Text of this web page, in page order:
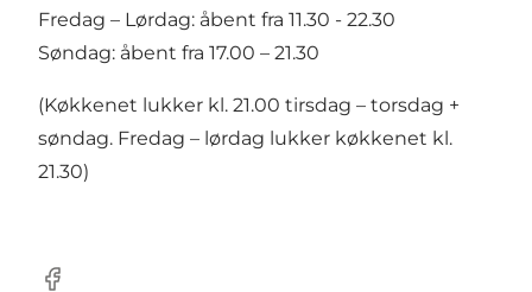
Fredag – Lørdag: åbent fra 11.30 - 22.30
Søndag: åbent fra 17.00 – 21.30
(Køkkenet lukker kl. 21.00 tirsdag – torsdag +
søndag. Fredag – lørdag lukker køkkenet kl.
21.30)